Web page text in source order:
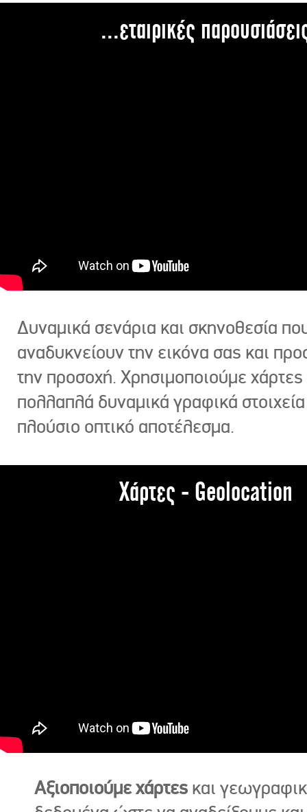
...εταιρικές
Δυναμικά σενάρια και σκηνοθεσία
αναδυκνείουν την εικόνα σας και
την προσοχή. Χρησιμοποιούμε χάρτες
πολλαπλά δυναμικά γραφικά στοιχεία
πλούσιο οπτικό αποτέλεσμα.
Χάρτες - Geolocation
Αξιοποιούμε χάρτες και